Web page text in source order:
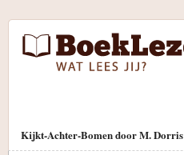
Kijkt-Achter-Bomen door M. Dorris